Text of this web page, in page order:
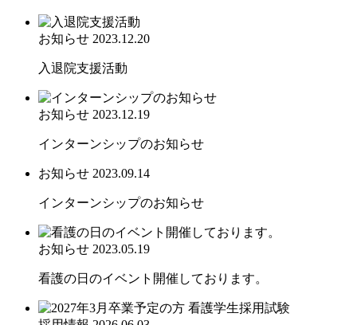
お知らせ 2023.12.20
入退院支援活動
お知らせ 2023.12.19
インターンシップのお知らせ
お知らせ 2023.09.14
インターンシップのお知らせ
お知らせ 2023.05.19
看護の日のイベント開催しております。